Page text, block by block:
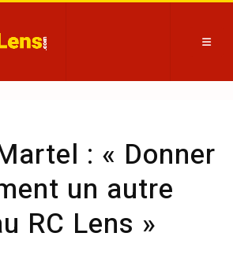
: « Donner
un autre
RC Lens »